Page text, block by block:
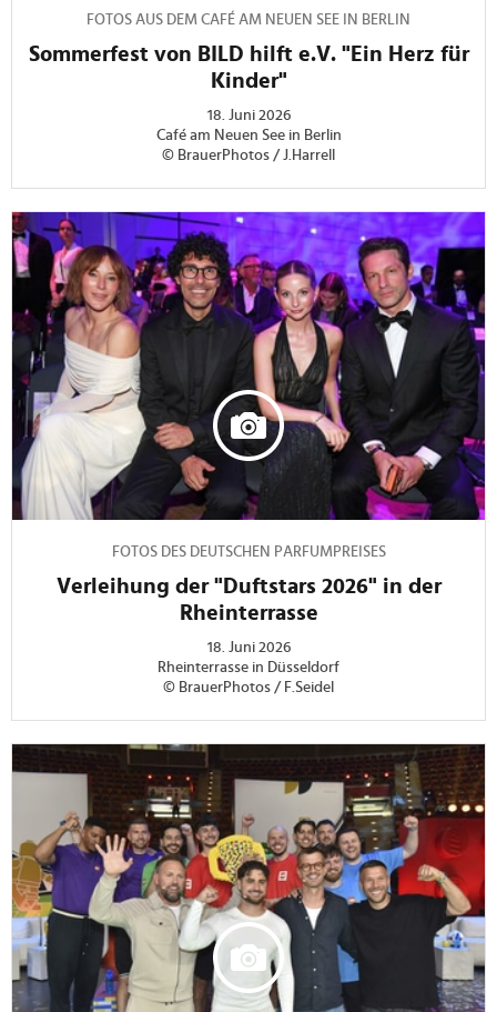
FOTOS AUS DEM CAFÉ AM NEUEN SEE IN BERLIN
Sommerfest von BILD hilft e.V. "Ein Herz für
Kinder"
18. Juni 2026
Café am Neuen See in Berlin
© BrauerPhotos / J.Harrell
FOTOS DES DEUTSCHEN PARFUMPREISES
Verleihung der "Duftstars 2026" in der
Rheinterrasse
18. Juni 2026
Rheinterrasse in Düsseldorf
© BrauerPhotos / F.Seidel